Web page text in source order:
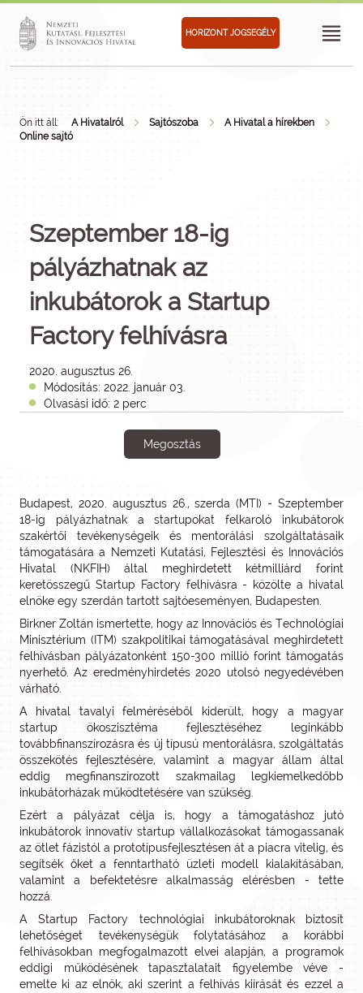
HORIZONT JOGSEGÉLY
Ön itt áll: A Hivatalról Sajtószoba
A Hivatal a hírekben
Online sajtó
Szeptember 18-ig
pályázhatnak az
inkubátorok a Startup
Factory felhívásra
2020. augusztus 26.
Módosítás: 2022. január 03.
Olvasási idő: 2 perc
Megosztás
Budapest, 2020. augusztus 26., szerda (MTI) - Szeptember
18-ig pályázhatnak a startupokat felkaroló inkubátorok
szakértői tevékenységeik és mentorálási szolgáltatásaik
támogatására a Nemzeti Kutatási, Fejlesztési és Innovációs
Hivatal (NKFIH) által meghirdetett kétmilliárd forint
keretösszegű Startup Factory felhívásra - közölte a hivatal
elnöke egy szerdán tartott sajtóeseményen, Budapesten.
Birkner Zoltán ismertette, hogy az Innovációs és Technológiai
Minisztérium (ITM) szakpolitikai támogatásával meghirdetett
felhívásban pályázatonként 150-300 millió forint támogatás
nyerhető. Az eredményhirdetés 2020 utolsó negyedévében
várható.
A hivatal tavalyi felméréséből kiderült, hogy a magyar
startup ökoszisztéma fejlesztéséhez leginkább
továbbfinanszírozásra és új típusú mentorálásra, szolgáltatás
összekötés fejlesztésére, valamint a magyar állam által
eddig megfinanszírozott szakmailag legkiemelkedőbb
inkubátorházak működtetésére van szükség.
Ezért a pályázat célja is, hogy a támogatáshoz jutó
inkubátorok innovatív startup vállalkozásokat támogassanak
az ötlet fázistól a prototípusfejlesztésen át a piacra vitelig, és
segítsék őket a fenntartható üzleti modell kialakításában,
valamint a befektetésre alkalmasság elérésben - tette
hozzá.
A Startup Factory technológiai inkubátoroknak biztosít
lehetőséget tevékenységük folytatásához a korábbi
felhívásokban megfogalmazott elvei alapján, a programok
eddigi működésének tapasztalatait figyelembe véve -
emelte ki az elnök, aki szerint a felhívás kiírását és ezzel a